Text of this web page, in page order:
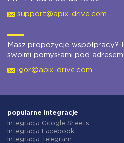
support@apix-drive.com
Masz propozycje współpracy?
swoimi pomysłami pod adresem:
igor@apix-drive.com
popularne integracje
Integracja Google Sheets
Integracja Facebook
Integracja Telegram